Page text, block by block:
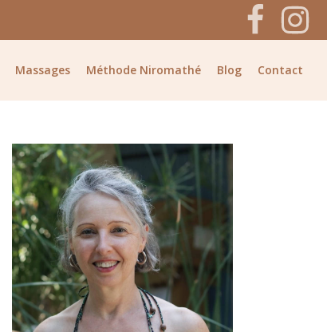
Massages Méthode Niromathé Blog Contact